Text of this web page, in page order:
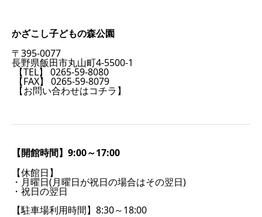
かざこし子どもの森公園
〒395-0077
長野県飯田市丸山町4-5500-1
【TEL】 0265-59-8080
【FAX】 0265-59-8079
【お問い合わせはコチラ】
【開館時間】9:00～17:00
【休館日】
・月曜日(月曜日が祝日の場合はその翌日)
・祝日の翌日
【駐車場利用時間】8:30～18:00